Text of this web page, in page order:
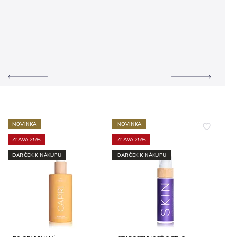
NOVINKA
ZĽAVA 25%
DARČEK K NÁKUPU
NOVINKA
ZĽAVA 25%
DARČEK K NÁKUPU